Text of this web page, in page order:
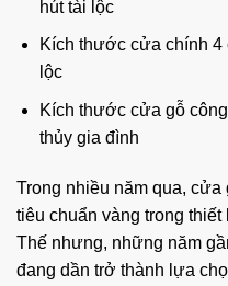
hút tài lộc
Kích thước cửa chính 4
lộc
Kích thước cửa gỗ
thủy gia đình
Trong nhiều năm qua,
tiêu chuẩn vàng trong thiết
Thế nhưng, những năm
đang dần trở thành lựa